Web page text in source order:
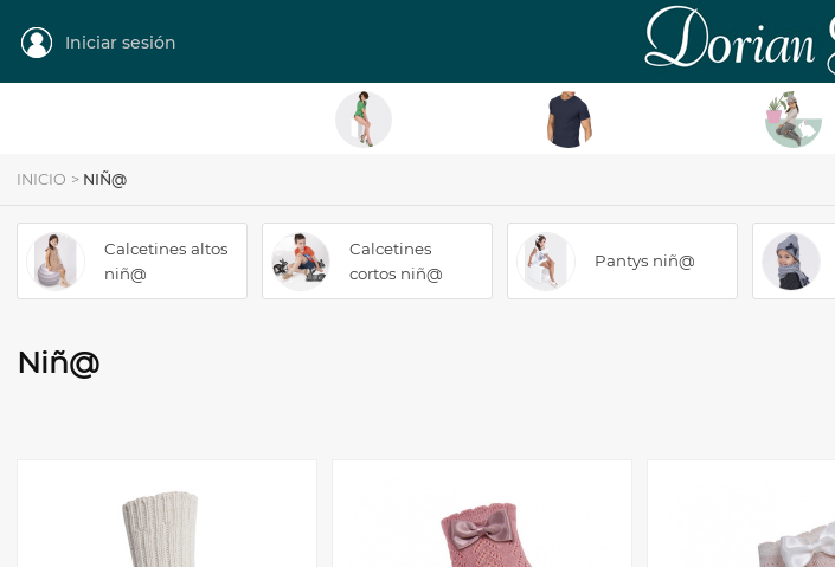
Iniciar sesión
DorianGray
Categoría
INICIO > NIÑ@
Calcetines altos
niñ@
Calcetines
cortos niñ@
Pantys niñ@
Niñ@